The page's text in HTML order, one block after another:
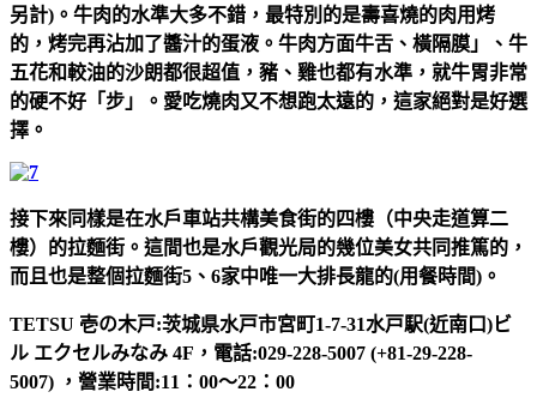
另計)。牛肉的水準大多不錯，最特別的是壽喜燒的肉用烤
的，烤完再沾加了醬汁的蛋液。牛肉方面牛舌、橫隔膜」、牛
五花和較油的沙朗都很超值，豬、雞也都有水準，就牛胃非常
的硬不好「步」。愛吃燒肉又不想跑太遠的，這家絕對是好選
擇。
接下來同樣是在水戶車站共構美食街的四樓（中央走道算二
樓）的拉麵街。這間也是水戶觀光局的幾位美女共同推篤的，
而且也是整個拉麵街5、6家中唯一大排長龍的(用餐時間)。
TETSU 壱の木戸:茨城県水戸市宮町1-7-31水戸駅(近南口)ビ
ル エクセルみなみ 4F，電話:029-228-5007 (+81-29-228-
5007) ，營業時間:11：00～22：00